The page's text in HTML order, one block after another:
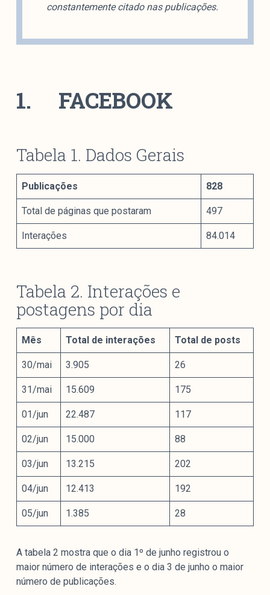
constantemente citado nas publicações.
1. FACEBOOK
Tabela 1. Dados Gerais
Publicações 828
Total de páginas que postaram 497
Interações 84.014
Tabela 2. Interações e
postagens por dia
Mês Total de interações Total de posts
30/mai 3.905 26
31/mai 15.609 175
01/jun 22.487 117
02/jun 15.000 88
03/jun 13.215 202
04/jun 12.413 192
05/jun 1.385 28
A tabela 2 mostra que o dia 1º de junho registrou o
maior número de interações e o dia 3 de junho o maior
número de publicações.